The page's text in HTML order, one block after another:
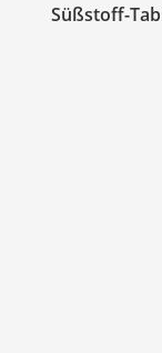
Süßstoff-